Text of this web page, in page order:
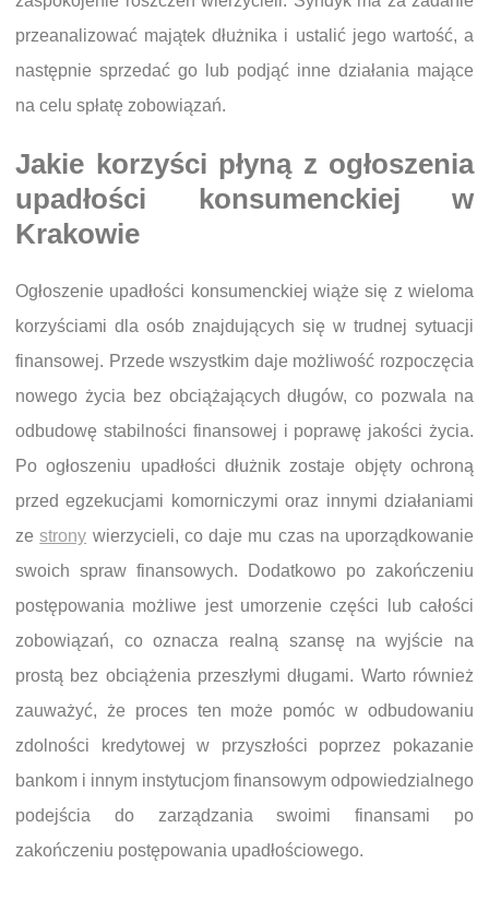
przeanalizować majątek dłużnika i ustalić jego wartość, a
następnie sprzedać go lub podjąć inne działania mające
na celu spłatę zobowiązań.
Jakie korzyści płyną z ogłoszenia
upadłości konsumenckiej w
Krakowie
Ogłoszenie upadłości konsumenckiej wiąże się z wieloma
korzyściami dla osób znajdujących się w trudnej sytuacji
finansowej. Przede wszystkim daje możliwość rozpoczęcia
nowego życia bez obciążających długów, co pozwala na
odbudowę stabilności finansowej i poprawę jakości życia.
Po ogłoszeniu upadłości dłużnik zostaje objęty ochroną
przed egzekucjami komorniczymi oraz innymi działaniami
zestrony wierzycieli, co daje mu czas na uporządkowanie
swoich spraw finansowych. Dodatkowo po zakończeniu
postępowania możliwe jest umorzenie części lub całości
zobowiązań, co oznacza realną szansę na wyjście na
prostą bez obciążenia przeszłymi długami. Warto również
zauważyć, że proces ten może pomóc w odbudowaniu
zdolności kredytowej w przyszłości poprzez pokazanie
bankom i innym instytucjom finansowym odpowiedzialnego
podejścia do zarządzania swoimi finansami po
zakończeniu postępowania upadłościowego.